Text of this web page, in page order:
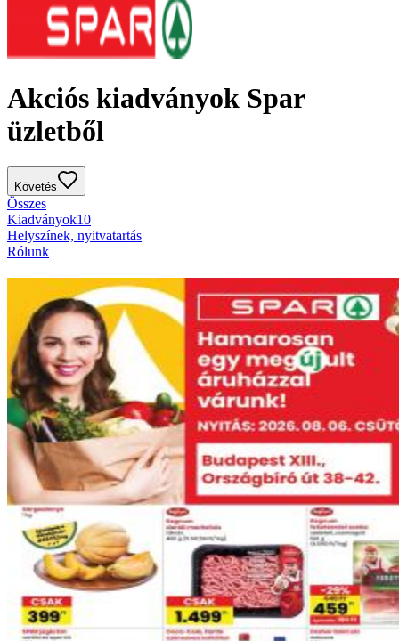
Akciós kiadványok Spar
üzletből
Követés
Összes
Kiadványok10
Helyszínek, nyitvatartás
Rólunk